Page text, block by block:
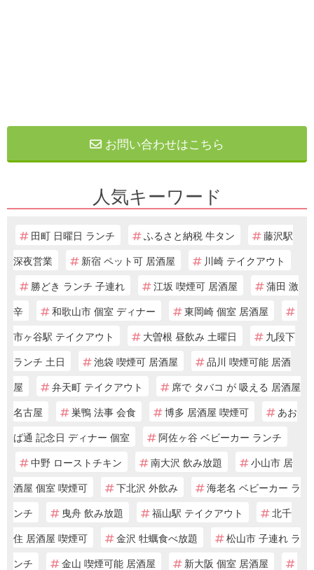
お問い合わせはこちら
人気キーワード
田町 日曜日 ランチ ふるさと納税 牛タン
藤沢駅
深夜営業
新宿 ペット可 居酒屋
川崎 テイクアウト
勝どき ランチ 子連れ
江坂 喫煙可 居酒屋
蒲田 激
辛
和歌山市 個室 ディナー
東岡崎 個室 居酒屋
市ヶ谷駅 テイクアウト
大曽根 昼飲み 土曜日
九段下
ランチ 土日
池袋 喫煙可 居酒屋
品川 喫煙可能 居酒
屋
弁天町 テイクアウト
席で タバコ が 吸える 居酒屋
名古屋
巣鴨 法事 会食 博多 居酒屋 喫煙可
あお
ば通 記念日 ディナー 個室
阿佐ヶ谷 ベビーカー ランチ
中野 ローストチキン
南大沢 飲み放題
小山市 居
酒屋 個室 喫煙可
下北沢 外飲み
海老名 ベビーカー ラ
ンチ
曳舟 飲み放題 福山駅 テイクアウト
北千
住 居酒屋 喫煙可
金沢 牡蠣食べ放題
松山市 子連れ ラ
ンチ
金山 喫煙可能 居酒屋 新大阪 個室 居酒屋